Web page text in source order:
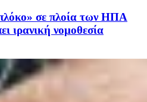
σε πλοία των ΗΠΑ
ιρανική νομοθεσία